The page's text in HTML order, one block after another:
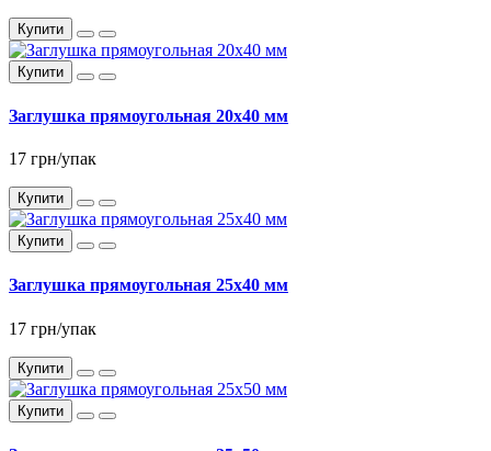
Купити
Купити
Заглушка прямоугольная 20x40 мм
17 грн/упак
Купити
Купити
Заглушка прямоугольная 25x40 мм
17 грн/упак
Купити
Купити